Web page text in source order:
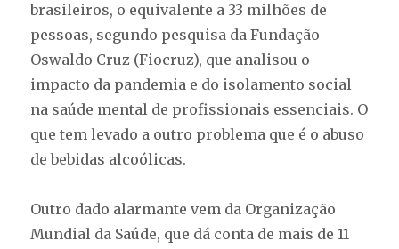
brasileiros, o equivalente a 33 milhões de
pessoas, segundo pesquisa da Fundação
Oswaldo Cruz (Fiocruz), que analisou o
impacto da pandemia e do isolamento social
na saúde mental de profissionais essenciais. O
que tem levado a outro problema que é o abuso
de bebidas alcoólicas.
Outro dado alarmante vem da Organização
Mundial da Saúde, que dá conta de mais de 11